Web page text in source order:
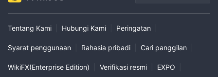
Tentang Kami Hubungi Kami Peringatan
Syarat penggunaan Rahasia pribadi Cari panggilan
WikiFX(Enterprise Edition) Verifikasi resmi EXPO